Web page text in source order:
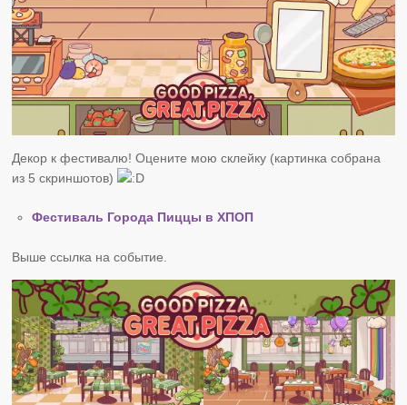
Декор к фестивалю! Оцените мою склейку (картинка собрана
из 5 скриншотов)
Фестиваль Города Пиццы в ХПОП
Выше ссылка на событие.